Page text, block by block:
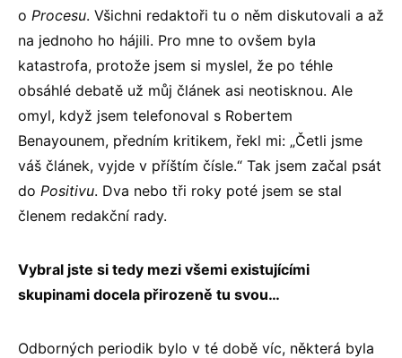
o Procesu. Všichni redaktoři tu o něm diskutovali a až
na jednoho ho hájili. Pro mne to ovšem byla
katastrofa, protože jsem si myslel, že po téhle
obsáhlé debatě už můj článek asi neotisknou. Ale
omyl, když jsem telefonoval s Robertem
Benayounem, předním kritikem, řekl mi: „Četli jsme
váš článek, vyjde v příštím čísle.“ Tak jsem začal psát
do Positivu. Dva nebo tři roky poté jsem se stal
členem redakční rady.
Vybral jste si tedy mezi všemi existujícími
skupinami docela přirozeně tu svou…
Odborných periodik bylo v té době víc, některá byla